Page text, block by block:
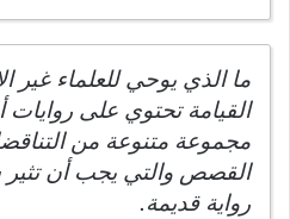
ما الذي يوحي للعلماء غير
القيامة تحتوي على روايات
مجموعة متنوعة من
القصص والتي يجب أن
رواية قديمة.